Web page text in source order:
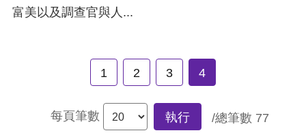
富美以及調查官與人...
1 2 3 4
每頁筆數 執行 /總筆數 77